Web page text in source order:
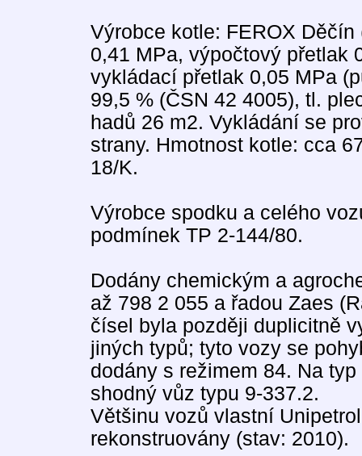
Výrobce kotle: FEROX
0,41 MPa, výpočtový přetlak
vykládací přetlak 0,05 MPa
99,5 % (ČSN 42 4005), tl.
hadů 26 m2. Vykládání se
strany. Hmotnost kotle: cca
18/K.
Výrobce spodku a celého
podmínek TP 2-144/80.
Dodány chemickým a
až 798 2 055 a řadou Zaes
čísel byla později duplicitně
jiných typů; tyto vozy se
dodány s režimem 84. Na
shodný vůz typu 9-337.2.
Většinu vozů vlastní
rekonstruovány (stav: 2010).